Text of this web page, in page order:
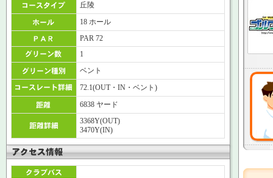
丘陵
18 ホール
PAR 72
1
ベント
72.1(OUT・IN・ベント)
6838 ヤード
3368Y(OUT)
3470Y(IN)